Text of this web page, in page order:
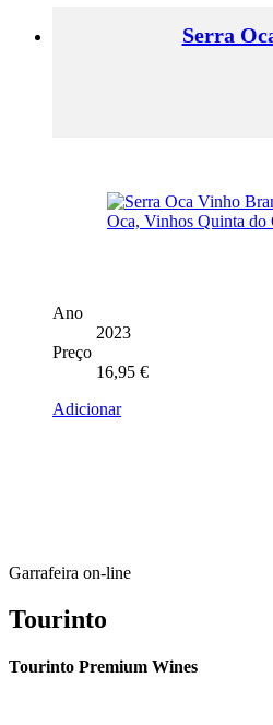
Serra
Ano
2023
Preço
16,95 €
Adicionar
Garrafeira on-line
Tourinto
Tourinto Premium Wines